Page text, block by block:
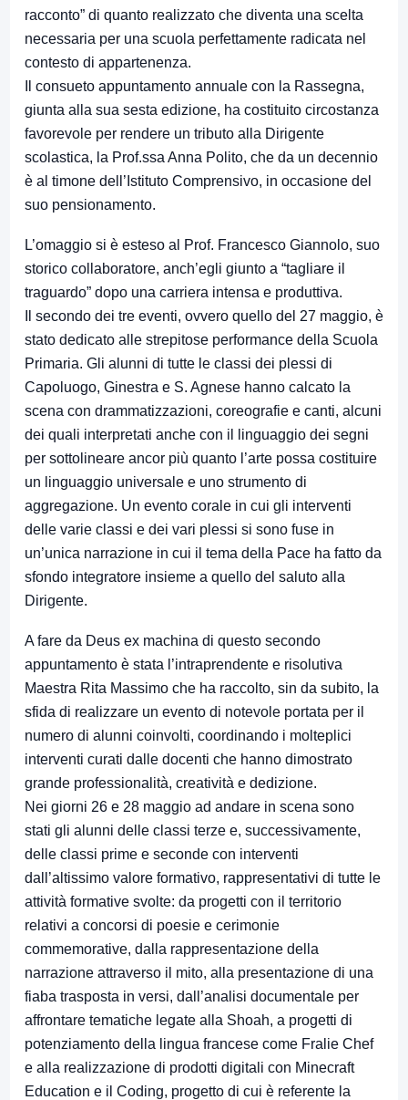
racconto” di quanto realizzato che diventa una scelta
necessaria per una scuola perfettamente radicata nel
contesto di appartenenza.
Il consueto appuntamento annuale con la Rassegna,
giunta alla sua sesta edizione, ha costituito circostanza
favorevole per rendere un tributo alla Dirigente
scolastica, la Prof.ssa Anna Polito, che da un decennio
è al timone dell’Istituto Comprensivo, in occasione del
suo pensionamento.
L’omaggio si è esteso al Prof. Francesco Giannolo, suo
storico collaboratore, anch’egli giunto a “tagliare il
traguardo” dopo una carriera intensa e produttiva.
Il secondo dei tre eventi, ovvero quello del 27 maggio, è
stato dedicato alle strepitose performance della Scuola
Primaria. Gli alunni di tutte le classi dei plessi di
Capoluogo, Ginestra e S. Agnese hanno calcato la
scena con drammatizzazioni, coreografie e canti, alcuni
dei quali interpretati anche con il linguaggio dei segni
per sottolineare ancor più quanto l’arte possa costituire
un linguaggio universale e uno strumento di
aggregazione. Un evento corale in cui gli interventi
delle varie classi e dei vari plessi si sono fuse in
un’unica narrazione in cui il tema della Pace ha fatto da
sfondo integratore insieme a quello del saluto alla
Dirigente.
A fare da Deus ex machina di questo secondo
appuntamento è stata l’intraprendente e risolutiva
Maestra Rita Massimo che ha raccolto, sin da subito, la
sfida di realizzare un evento di notevole portata per il
numero di alunni coinvolti, coordinando i molteplici
interventi curati dalle docenti che hanno dimostrato
grande professionalità, creatività e dedizione.
Nei giorni 26 e 28 maggio ad andare in scena sono
stati gli alunni delle classi terze e, successivamente,
delle classi prime e seconde con interventi
dall’altissimo valore formativo, rappresentativi di tutte le
attività formative svolte: da progetti con il territorio
relativi a concorsi di poesie e cerimonie
commemorative, dalla rappresentazione della
narrazione attraverso il mito, alla presentazione di una
fiaba trasposta in versi, dall’analisi documentale per
affrontare tematiche legate alla Shoah, a progetti di
potenziamento della lingua francese come Fralie Chef
e alla realizzazione di prodotti digitali con Minecraft
Education e il Coding, progetto di cui è referente la